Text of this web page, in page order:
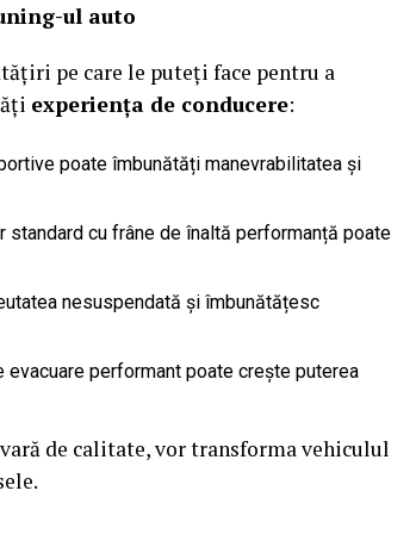
ul auto
pe care le puteți face pentru a
experiența de conducere:
poate îmbunătăți manevrabilitatea și
standard cu frâne de înaltă performanță poate
nesuspendată și îmbunătățesc
evacuare performant poate crește puterea
de calitate, vor transforma vehiculul